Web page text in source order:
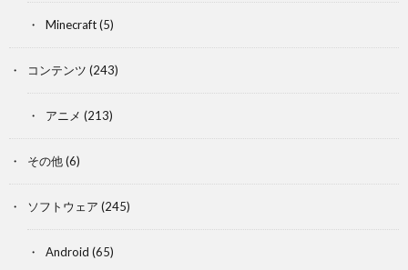
Minecraft(5)
コンテンツ (243)
アニメ (213)
その他(6)
ソフトウェア (245)
Android (65)